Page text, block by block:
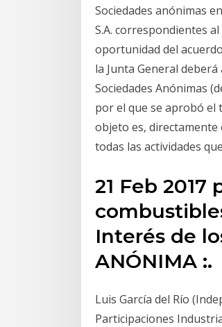
Sociedades anónimas
S.A. correspondientes
oportunidad del
la Junta General
Sociedades Anónimas
por el que se aprobó el
objeto es, directamente
todas las actividades
21 Feb
Interés de
ANÓNIMA :.
Luis García del Río
Participaciones